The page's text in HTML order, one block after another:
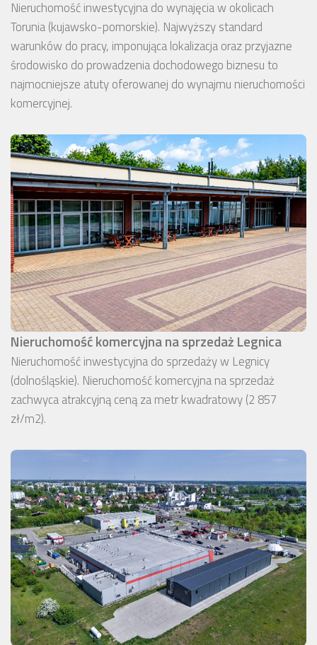
Nieruchomość inwestycyjna do wynajęcia w okolicach
Torunia (kujawsko-pomorskie). Najwyższy standard
warunków do pracy, imponująca lokalizacja oraz przyjazne
środowisko do prowadzenia dochodowego biznesu to
najmocniejsze atuty oferowanej do wynajmu nieruchomości
komercyjnej.
Nieruchomość komercyjna na sprzedaż Legnica
Nieruchomość inwestycyjna do sprzedaży w Legnicy
(dolnośląskie). Nieruchomość komercyjna na sprzedaż
zachwyca atrakcyjną ceną za metr kwadratowy (2 857
zł/m2).